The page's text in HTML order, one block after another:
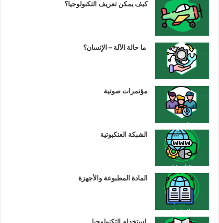
كيف يمكن تعريف التكنولوجيا؟
ما حالة الآلة – الإنسان؟
مؤتمرات صوتية
الشبكة العنكبوتية
المادة المطبوعة والأجهزة
استخدام التكنولوجيا